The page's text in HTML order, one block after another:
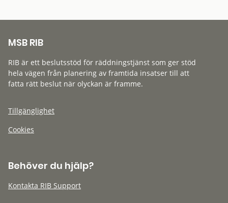
MSB RIB
RIB är ett beslutsstöd för räddningstjänst som ger stöd
hela vägen från planering av framtida insatser till att
fatta rätt beslut när olyckan är framme.
Tillgänglighet
Cookies
Behöver du hjälp?
Kontakta RIB Support